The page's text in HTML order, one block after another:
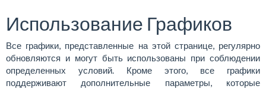
Использование Графиков
Все графики, представленные на этой странице, регулярно
обновляются и могут быть использованы при соблюдении
определенных условий. Кроме этого, все графики
поддерживают дополнительные параметры, которые